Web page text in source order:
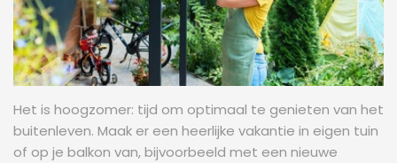
Het is hoogzomer: tijd om optimaal te genieten van het
buitenleven. Maak er een heerlijke vakantie in eigen tuin
of op je balkon van, bijvoorbeeld met een nieuwe